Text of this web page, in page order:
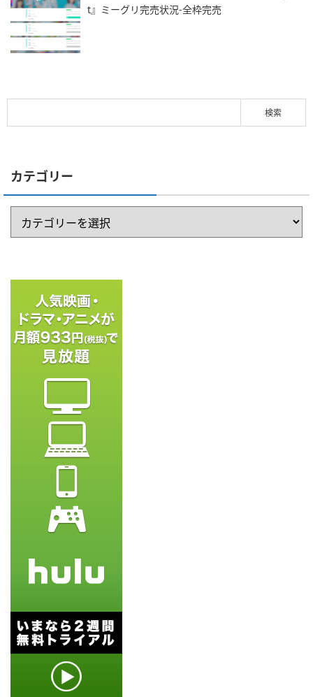
t』ミーグリ完売状況-全枠完売
カテゴリー